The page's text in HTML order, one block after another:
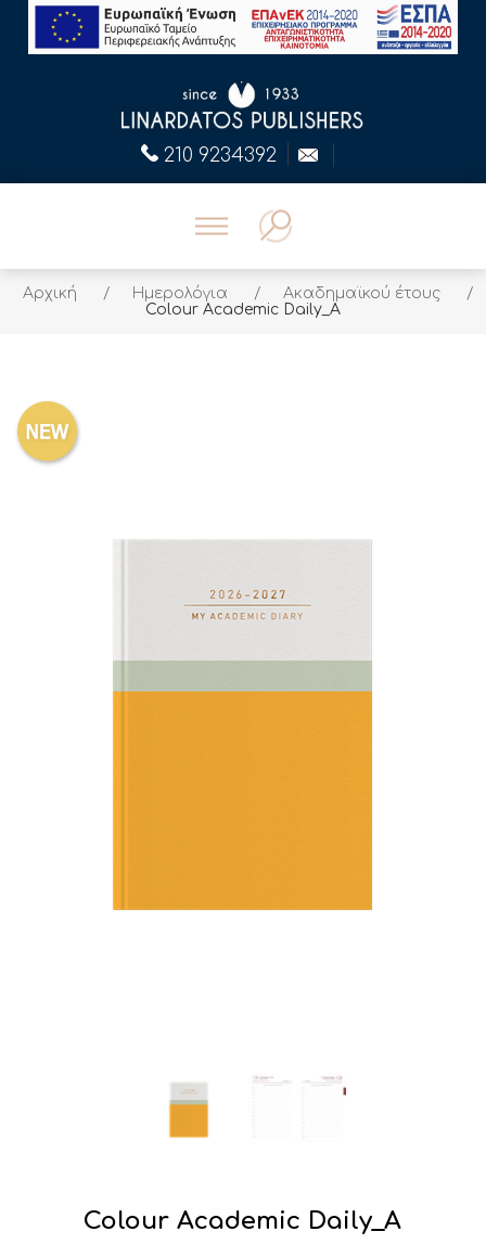
210 9234392
Αρχική / Ημερολόγια / Ακαδημαϊκού έτους
/
Colour Academic Daily_A
Colour Academic Daily_A